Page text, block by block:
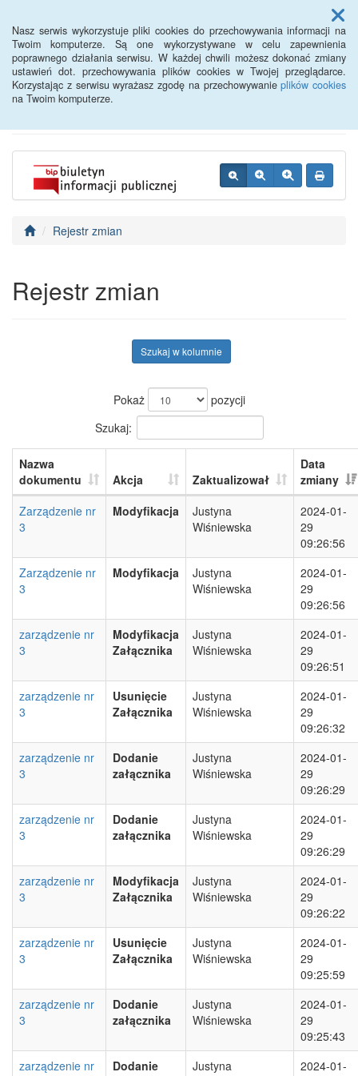
Nasz serwis wykorzystuje pliki cookies do przechowywania informacji na
Twoim komputerze. Są one wykorzystywane w celu zapewnienia
poprawnego działania serwisu. W każdej chwili możesz dokonać zmiany
ustawień dot. przechowywania plików cookies w Twojej przeglądarce.
Korzystając z serwisu wyrażasz zgodę na przechowywanieplików cookies
na Twoim komputerze.
Menu
BIP - Urząd Miejski
Wyśmierzyce
Rejestr zmian
Rejestr zmian
Szukaj w kolumnie
Pokaż
pozycji
Szukaj:
Nazwa
dokumentu
Akcja Zaktualizował
Data
zmiany
Zarządzenie nr
3
Modyfikacja
Justyna
Wiśniewska
2024-01-
29
09:26:56
Zarządzenie nr
3
Modyfikacja
Justyna
Wiśniewska
2024-01-
29
09:26:56
zarządzenie nr
3
Modyfikacja
Załącznika
Justyna
Wiśniewska
2024-01-
29
09:26:51
zarządzenie nr
3
Usunięcie
Załącznika
Justyna
Wiśniewska
2024-01-
29
09:26:32
zarządzenie nr
3
Dodanie
załącznika
Justyna
Wiśniewska
2024-01-
29
09:26:29
zarządzenie nr
3
Dodanie
załącznika
Justyna
Wiśniewska
2024-01-
29
09:26:29
zarządzenie nr
3
Modyfikacja
Załącznika
Justyna
Wiśniewska
2024-01-
29
09:26:22
zarządzenie nr
3
Usunięcie
Załącznika
Justyna
Wiśniewska
2024-01-
29
09:25:59
zarządzenie nr
3
Dodanie
załącznika
Justyna
Wiśniewska
2024-01-
29
09:25:43
zarządzenie nr
Dodanie
Justyna
2024-01-